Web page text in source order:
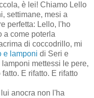
è lei! Chiamo Lello
settimane, mesi a
perfetta: Lello, l'ho
a come poterla
di coccodrillo, mi
e lamponi di Seri e
mettessi le pere,
E rifatto. E rifatto
anocra non l'ha